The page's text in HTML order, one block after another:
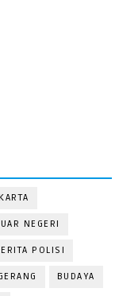
NEGERI
POLISI
BUDAYA